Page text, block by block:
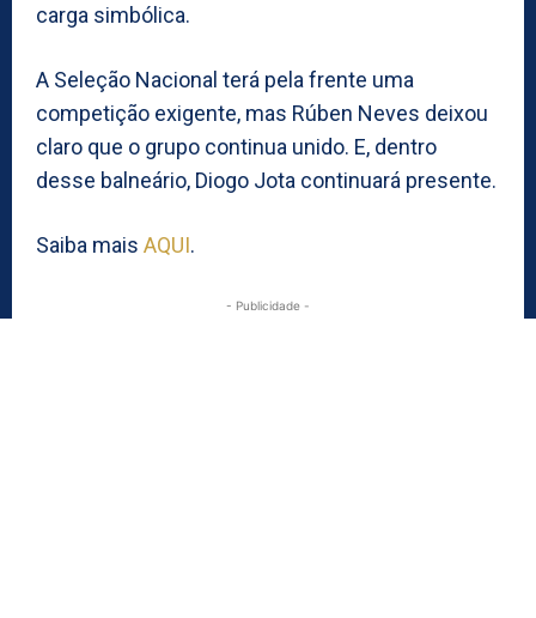
carga simbólica.
A Seleção Nacional terá pela frente uma
competição exigente, mas Rúben Neves deixou
claro que o grupo continua unido. E, dentro
desse balneário, Diogo Jota continuará presente.
Saiba mais AQUI.
- Publicidade -